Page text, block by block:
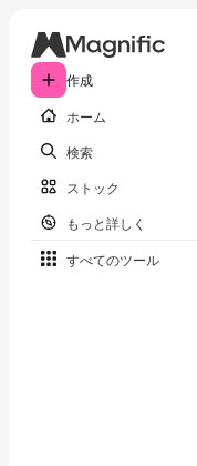
作成
ホーム
検索
ストック
もっと詳しく
すべてのツール